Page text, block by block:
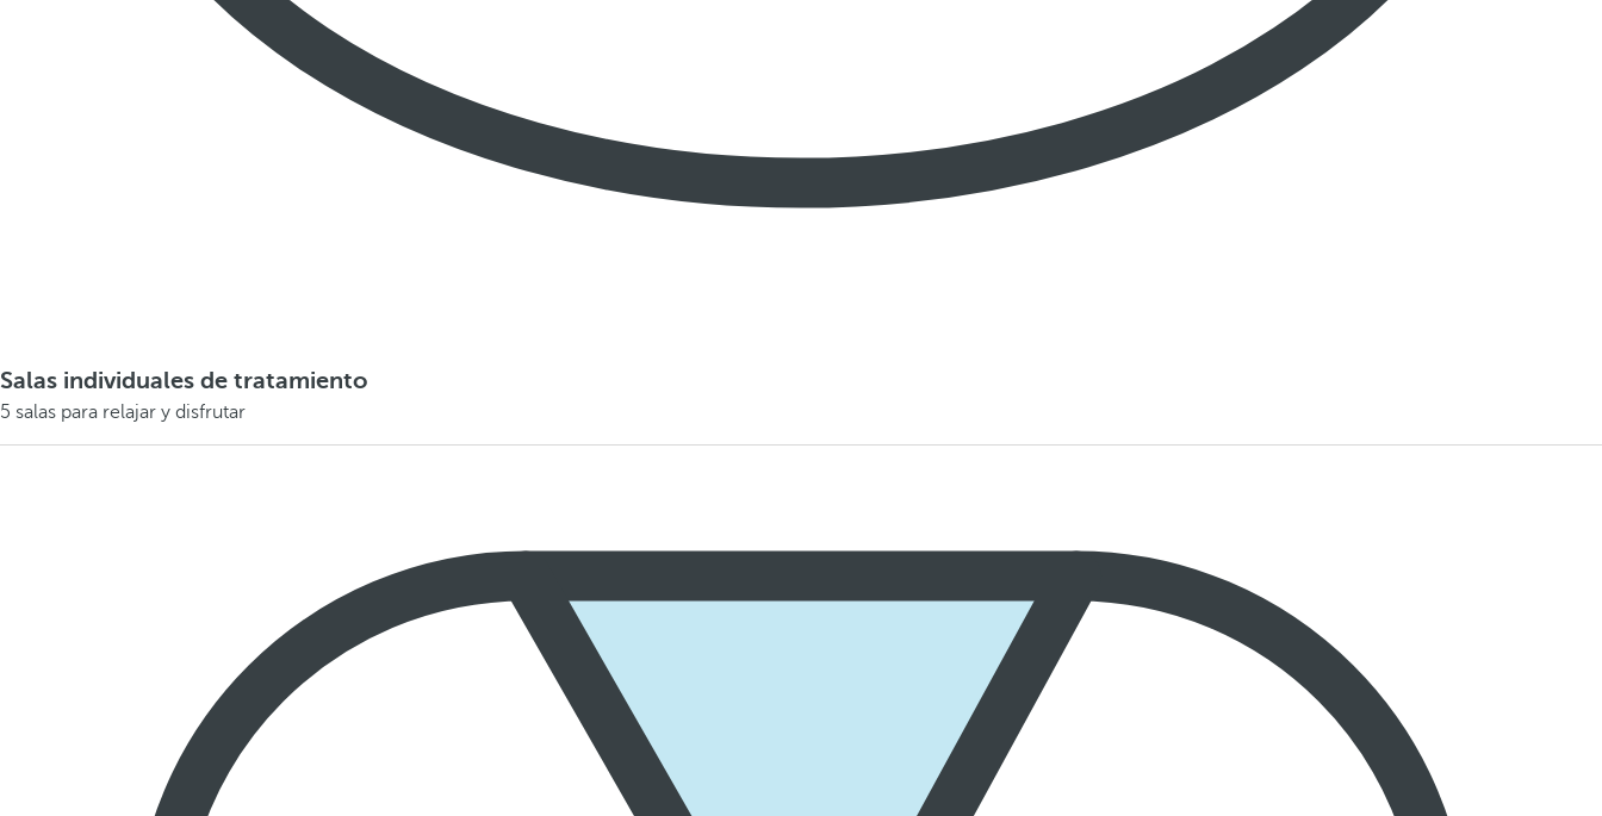
Salas individuales de tratamiento
5 salas para relajar y disfrutar